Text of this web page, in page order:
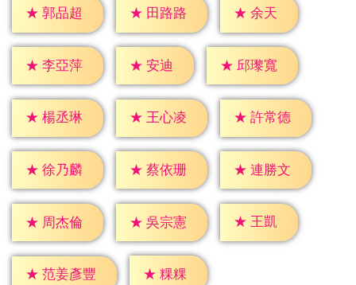
★ 郭品超 ★ 田路路 ★ 余天
★ 李亞萍 ★ 安迪 ★ 邱瓈寬
★ 楊丞琳 ★ 王心凌 ★ 許常德
★ 徐乃麟 ★ 蔡依珊 ★ 連勝文
★ 周杰倫 ★ 吳宗憲 ★ 王凱
★ 范姜彥豐 ★ 粿粿